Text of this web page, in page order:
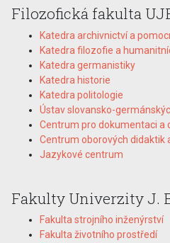
Filozofická fakulta
Katedra archivnictví a
Katedra filozofie a
Katedra germanistiky
Katedra historie
Katedra politologie
Ústav slovansko-
Centrum pro dokumentaci a
Centrum oborových didaktik
Jazykové centrum
Fakulty Univerzity J.
Fakulta strojního inženýrství
Fakulta životního prostředí